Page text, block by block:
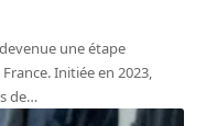
une étape
Initiée en 2023,
de…